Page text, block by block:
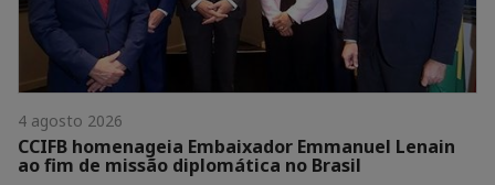
4 agosto 2026
CCIFB homenageia Embaixador Emmanuel Lenain
ao fim de missão diplomática no Brasil